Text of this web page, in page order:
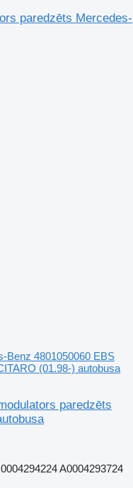
paredzēts Mercedes-
Benz 4801050060 EBS
(01.98-) autobusa
paredzēts
A0004293724